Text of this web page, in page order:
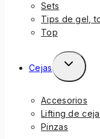
Sets
Tips de gel,
Top
Cejas
Accesorios
Lifting de
Pinzas